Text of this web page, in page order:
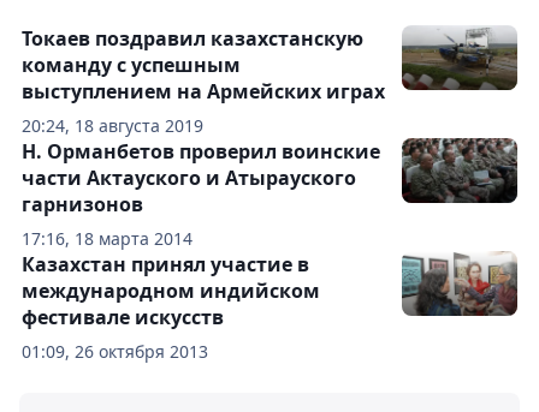
20:24, 18 августа 2019
Токаев поздравил казахстанскую
команду с успешным
выступлением на Армейских играх
17:16, 18 марта 2014
Н. Орманбетов проверил воинские
части Актауского и Атырауского
гарнизонов
01:09, 26 октября 2013
Казахстан принял участие в
международном индийском
фестивале искусств